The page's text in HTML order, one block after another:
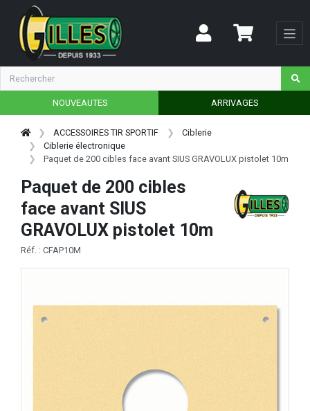
NOUVEAUTES ARRIVAGES
ACCESSOIRES TIR SPORTIF
Ciblerie
Ciblerie électronique
Paquet de 200 cibles face avant SIUS GRAVOLUX pistolet 10m
Paquet de 200 cibles
face avant SIUS
GRAVOLUX pistolet 10m
Réf. : CFAP10M